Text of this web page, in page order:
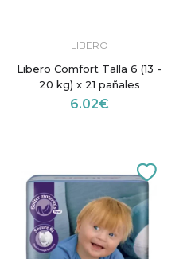
LIBERO
Libero Comfort Talla 6 (13 -
20 kg) x 21 pañales
6.02€